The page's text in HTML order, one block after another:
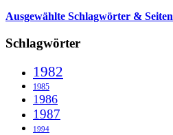
Ausgewählte Schlagwörter & Seiten
Schlagwörter
1982
1985
1986
1987
1994